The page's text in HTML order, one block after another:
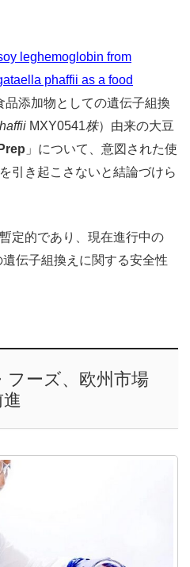
leghemoglobin from
phaffii as a food
品添加物としての遺伝子組換
MXY0541株）由来の大豆
」について、意図された使
引き起こさないと結論づけら
定的であり、現在進行中の
伝子組換えに関する安全性
ーズ、欧州市場